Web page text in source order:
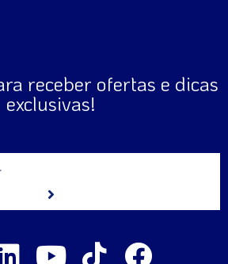
receber ofertas e dicas
exclusivas!